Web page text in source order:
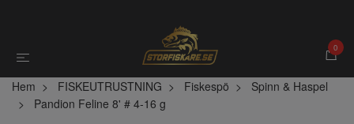
0
Hem FISKEUTRUSTNING Fiskespö
Spinn & Haspel
Pandion Feline 8' # 4-16 g